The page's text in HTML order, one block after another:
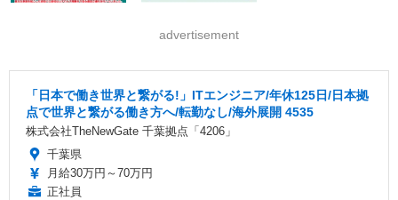
advertisement
「日本で働き世界と繋がる!」ITエンジニア/年休125日/日本拠
点で世界と繋がる働き方へ/転勤なし/海外展開 4535
株式会社TheNewGate 千葉拠点「4206」
千葉県
月給30万円～70万円
正社員